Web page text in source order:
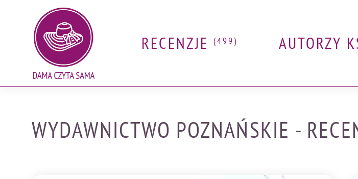
RECENZJE (499) AUTORZY
WYDAWNICTWO POZNAŃSKIE -